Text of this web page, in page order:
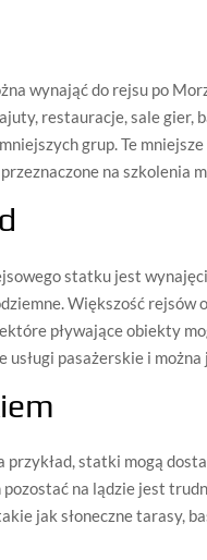
wynająć do rejsu po
restauracje, sale gier,
grup. Te
na szkolenia
statku jest
Większość
pływające obiekty
pasażerskie i
statki mogą
na lądzie jest
jak słoneczne tarasy,